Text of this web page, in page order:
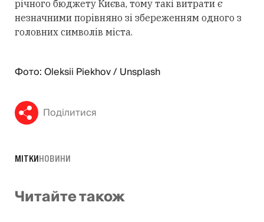
річного бюджету Києва, тому такі витрати є
незначними порівняно зі збереженням одного з
головних символів міста.
Фото: Oleksii Piekhov / Unsplash
Поділитися
МІТКИНОВИНИ
Читайте також